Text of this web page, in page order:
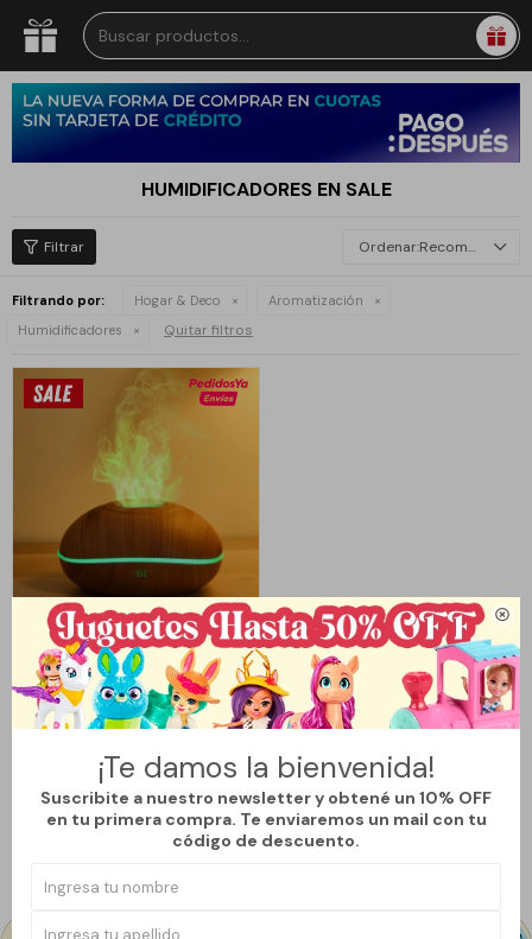

¡Te damos la bienvenida!
Suscribite a nuestro newsletter y obtené un 10% OFF
en tu primera compra. Te enviaremos un mail con tu
código de descuento.
HUMIDIFICADORES EN SALE
Recomendados
Filtrando por: Hogar & Deco
Aromatización
Humidificadores
Quitar filtros
LlegaHOY
HUMIDIFICADOR GRANDE -
MADERA
$1.112 $ 1.390
20